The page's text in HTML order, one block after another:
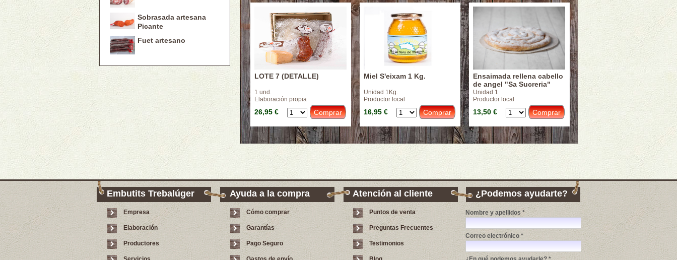
Sobrasada artesana
Picante
Fuet artesano
LOTE 7 (DETALLE)
1 und.
Elaboración propia
26,95 €
Miel S'eixam 1 Kg.
Unidad 1Kg.
Productor local
16,95 €
Ensaimada rellena cabello
de angel "Sa Sucreria"
Unidad 1
Productor local
13,50 €
Embutits Trebalúger
Empresa
Elaboración
Productores
Ayuda a la compra
Cómo comprar
Garantías
Pago Seguro
Atención al cliente
Puntos de venta
Preguntas Frecuentes
Testimonios
¿Podemos ayudarte?
Nombre y apellidos *
Correo electrónico *